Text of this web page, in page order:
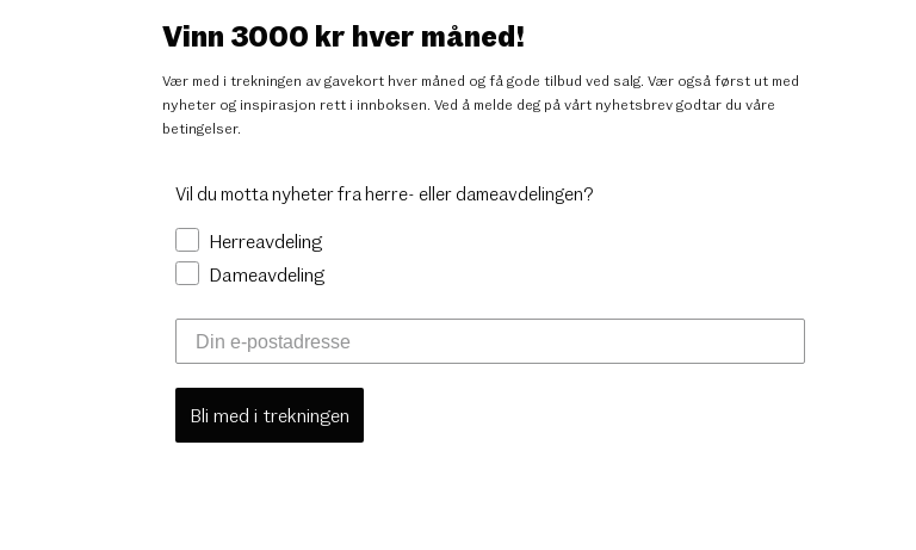
Vinn 3000 kr hver måned!
Vær med i trekningen av gavekort hver måned og få gode tilbud ved salg. Vær også først ut med
nyheter og inspirasjon rett i innboksen. Ved å melde deg på vårt nyhetsbrev godtar du våre
betingelser.
Vil du motta nyheter fra herre- eller dameavdelingen?
Herreavdeling
Dameavdeling
Bli med i trekningen